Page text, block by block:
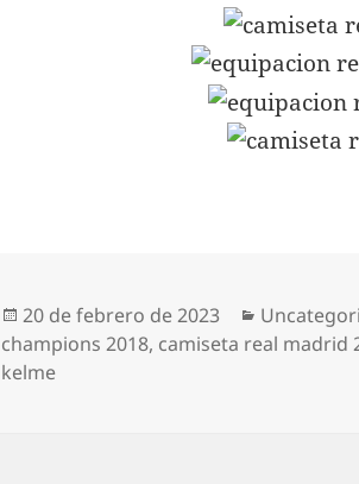
Publicado
el
20 de febrero de 2023 Categorías
champions 2018, camiseta real madrid
kelme